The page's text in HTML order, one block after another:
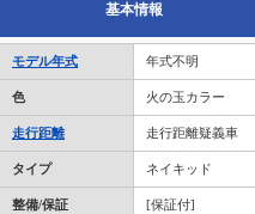
基本情報
モデル年式 年式不明
色 火の玉カラー
走行距離 走行距離疑義車
タイプ ネイキッド
整備/保証 [保証付]